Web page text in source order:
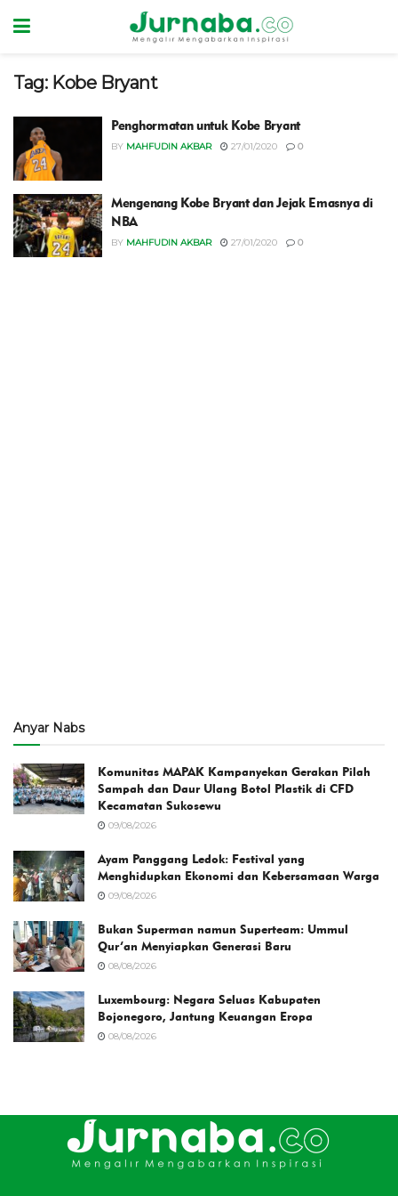
Tag: Kobe Bryant
Penghormatan untuk Kobe Bryant
BY MAHFUDIN AKBAR 27/01/2020 0
Mengenang Kobe Bryant dan Jejak Emasnya di
NBA
BY MAHFUDIN AKBAR 27/01/2020 0
Anyar Nabs
Komunitas MAPAK Kampanyekan Gerakan Pilah
Sampah dan Daur Ulang Botol Plastik di CFD
Kecamatan Sukosewu
09/08/2026
Ayam Panggang Ledok: Festival yang
Menghidupkan Ekonomi dan Kebersamaan Warga
09/08/2026
Bukan Superman namun Superteam: Ummul
Qur’an Menyiapkan Generasi Baru
08/08/2026
Luxembourg: Negara Seluas Kabupaten
Bojonegoro, Jantung Keuangan Eropa
08/08/2026